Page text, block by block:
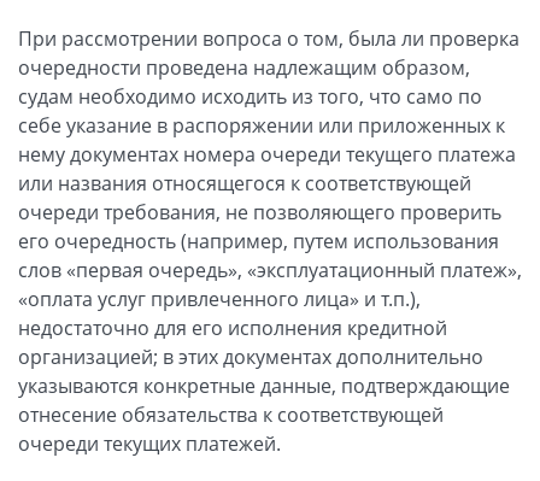
При рассмотрении вопроса о том, была ли проверка
очередности проведена надлежащим образом,
судам необходимо исходить из того, что само по
себе указание в распоряжении или приложенных к
нему документах номера очереди текущего платежа
или названия относящегося к соответствующей
очереди требования, не позволяющего проверить
его очередность (например, путем использования
слов «первая очередь», «эксплуатационный платеж»,
«оплата услуг привлеченного лица» и т.п.),
недостаточно для его исполнения кредитной
организацией; в этих документах дополнительно
указываются конкретные данные, подтверждающие
отнесение обязательства к соответствующей
очереди текущих платежей.